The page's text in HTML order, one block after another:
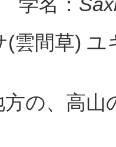
(雲間草)
の、高山